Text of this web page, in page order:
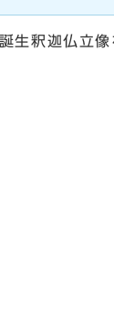
生釈迦仏立像